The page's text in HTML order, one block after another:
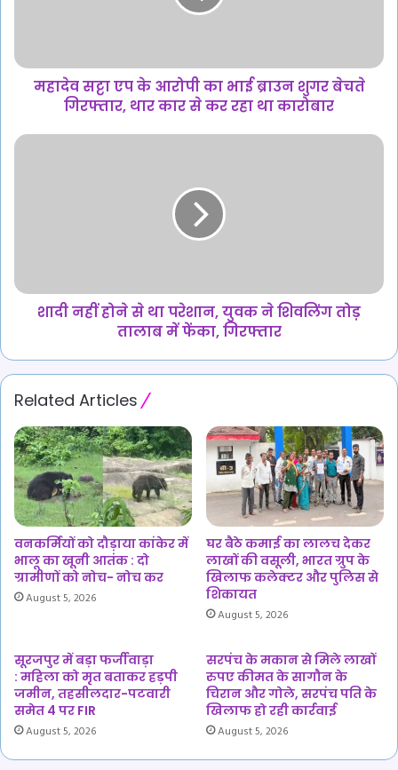
शुगर
कार
महादेव सट्टा एप के आरोपी का भाई ब्राउन शुगर बेचते
गिरफ्तार, थार कार से कर रहा था कारोबार
शादी
शिवलिंग
फेंका,
शादी नहीं होने से था परेशान, युवक ने शिवलिंग तोड़
तालाब में फेंका, गिरफ्तार
Related Articles
वनकर्मियों को दौड़ाया कांकेर में
भालू का खूनी आतंक : दो
ग्रामीणों को नोच- नोच कर
August 5, 2026
घर बैठे कमाई का लालच देकर
लाखों की वसूली, भारत ग्रुप के
खिलाफ कलेक्टर और पुलिस से
शिकायत
August 5, 2026
सूरजपुर में बड़ा फर्जीवाड़ा
: महिला को मृत बताकर हड़पी
जमीन, तहसीलदार-पटवारी
समेत 4 पर FIR
August 5, 2026
सरपंच के मकान से मिले लाखों
रुपए कीमत के सागौन के
चिरान और गोले, सरपंच पति के
खिलाफ हो रही कार्रवाई
August 5, 2026